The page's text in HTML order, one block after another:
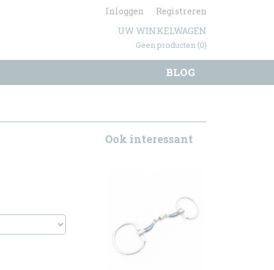
Inloggen Registreren
UW WINKELWAGEN
Geen producten (0)
BLOG
Ook interessant